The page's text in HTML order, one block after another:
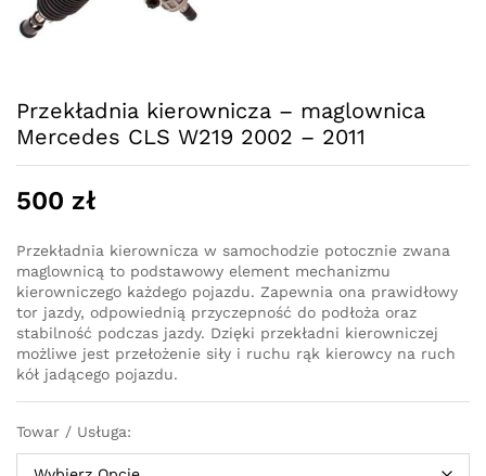
Przekładnia kierownicza – maglownica
Mercedes CLS W219 2002 – 2011
500 zł
Przekładnia kierownicza w samochodzie potocznie zwana
maglownicą to podstawowy element mechanizmu
kierowniczego każdego pojazdu. Zapewnia ona prawidłowy
tor jazdy, odpowiednią przyczepność do podłoża oraz
stabilność podczas jazdy. Dzięki przekładni kierowniczej
możliwe jest przełożenie siły i ruchu rąk kierowcy na ruch
kół jadącego pojazdu.
Towar / Usługa: